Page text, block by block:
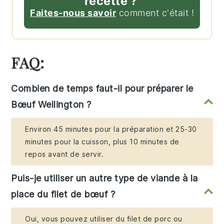
Faites-nous savoir comment c'était !
FAQ:
Combien de temps faut-il pour préparer le
Bœuf Wellington ?
Environ 45 minutes pour la préparation et 25-30
minutes pour la cuisson, plus 10 minutes de
repos avant de servir.
Puis-je utiliser un autre type de viande à la
place du filet de bœuf ?
Oui, vous pouvez utiliser du filet de porc ou